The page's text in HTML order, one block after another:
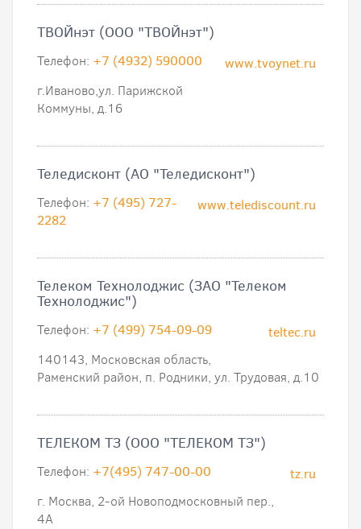
ТВОЙнэт (ООО "ТВОЙнэт")
www.tvoynet.ru
Телефон: +7 (4932) 590000
г.Иваново,ул. Парижской
Коммуны, д.16
Теледисконт (АО "Теледисконт")
www.telediscount.ru
Телефон: +7 (495) 727-
2282
Телеком Технолоджис (ЗАО "Телеком
Технолоджис")
teltec.ru
Телефон: +7 (499) 754-09-09
140143, Московская область,
Раменский район, п. Родники, ул. Трудовая, д.10
ТЕЛЕКОМ ТЗ (ООО "ТЕЛЕКОМ ТЗ")
tz.ru
Телефон: +7(495) 747-00-00
г. Москва, 2-ой Новоподмосковный пер.,
4А